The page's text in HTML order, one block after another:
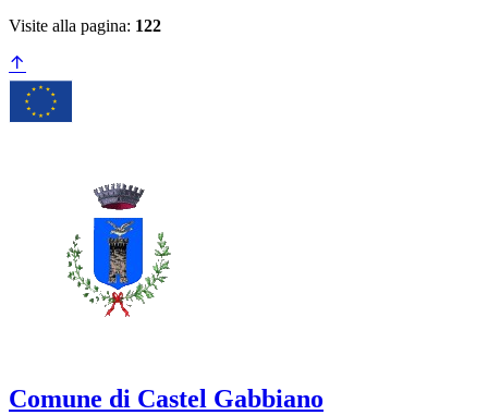
Visite alla pagina: 122
Comune di Castel Gabbiano